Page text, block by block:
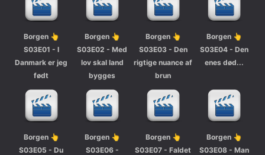
Borgen 👆
S03E01 - I
Danmark er jeg
født
Borgen 👆
S03E02 - Med
lov skal land
bygges
Borgen 👆
S03E03 - Den
rigtige nuance af
brun
Borgen 👆
S03E04 - Den
enes død...
Borgen 👆
S03E05 - Du
Borgen 👆
S03E06 -
Borgen 👆
S03E07 - Faldet
Borgen 👆
S03E08 - Man